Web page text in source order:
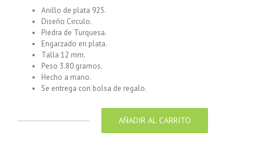
Anillo de plata 925.
Diseño Circulo.
Piedra de Turquesa.
Engarzado en plata.
Talla 12 mm.
Peso 3.80 gramos.
Hecho a mano.
Se entrega con bolsa de regalo.
AÑADIR AL CARRITO